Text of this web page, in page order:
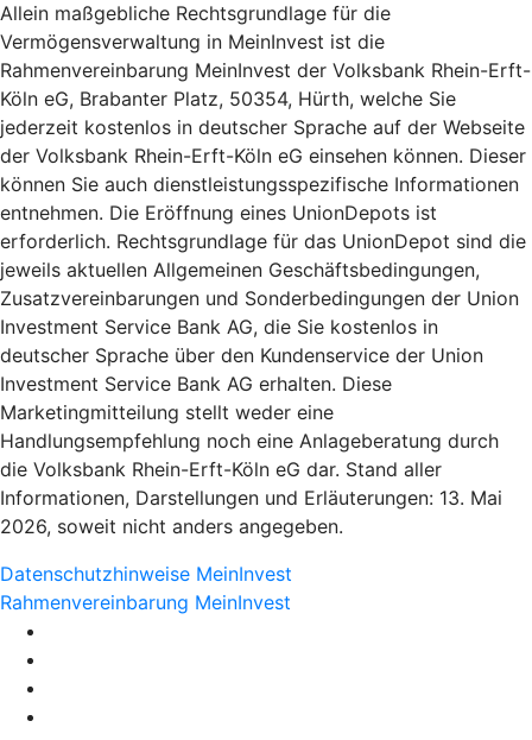
Allein maßgebliche Rechtsgrundlage für die
Vermögensverwaltung in MeinInvest ist die
Rahmenvereinbarung MeinInvest der Volksbank Rhein-Erft-
Köln eG, Brabanter Platz, 50354, Hürth, welche Sie
jederzeit kostenlos in deutscher Sprache auf der Webseite
der Volksbank Rhein-Erft-Köln eG einsehen können. Dieser
können Sie auch dienstleistungsspezifische Informationen
entnehmen. Die Eröffnung eines UnionDepots ist
erforderlich. Rechtsgrundlage für das UnionDepot sind die
jeweils aktuellen Allgemeinen Geschäftsbedingungen,
Zusatzvereinbarungen und Sonderbedingungen der Union
Investment Service Bank AG, die Sie kostenlos in
deutscher Sprache über den Kundenservice der Union
Investment Service Bank AG erhalten. Diese
Marketingmitteilung stellt weder eine
Handlungsempfehlung noch eine Anlageberatung durch
die Volksbank Rhein-Erft-Köln eG dar. Stand aller
Informationen, Darstellungen und Erläuterungen: 13. Mai
2026, soweit nicht anders angegeben.
Datenschutzhinweise MeinInvest
Rahmenvereinbarung MeinInvest